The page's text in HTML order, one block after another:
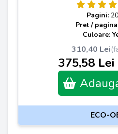
Pagini:
Pret /
Culoare:
310,40 Lei
375,58 Lei
ECO-